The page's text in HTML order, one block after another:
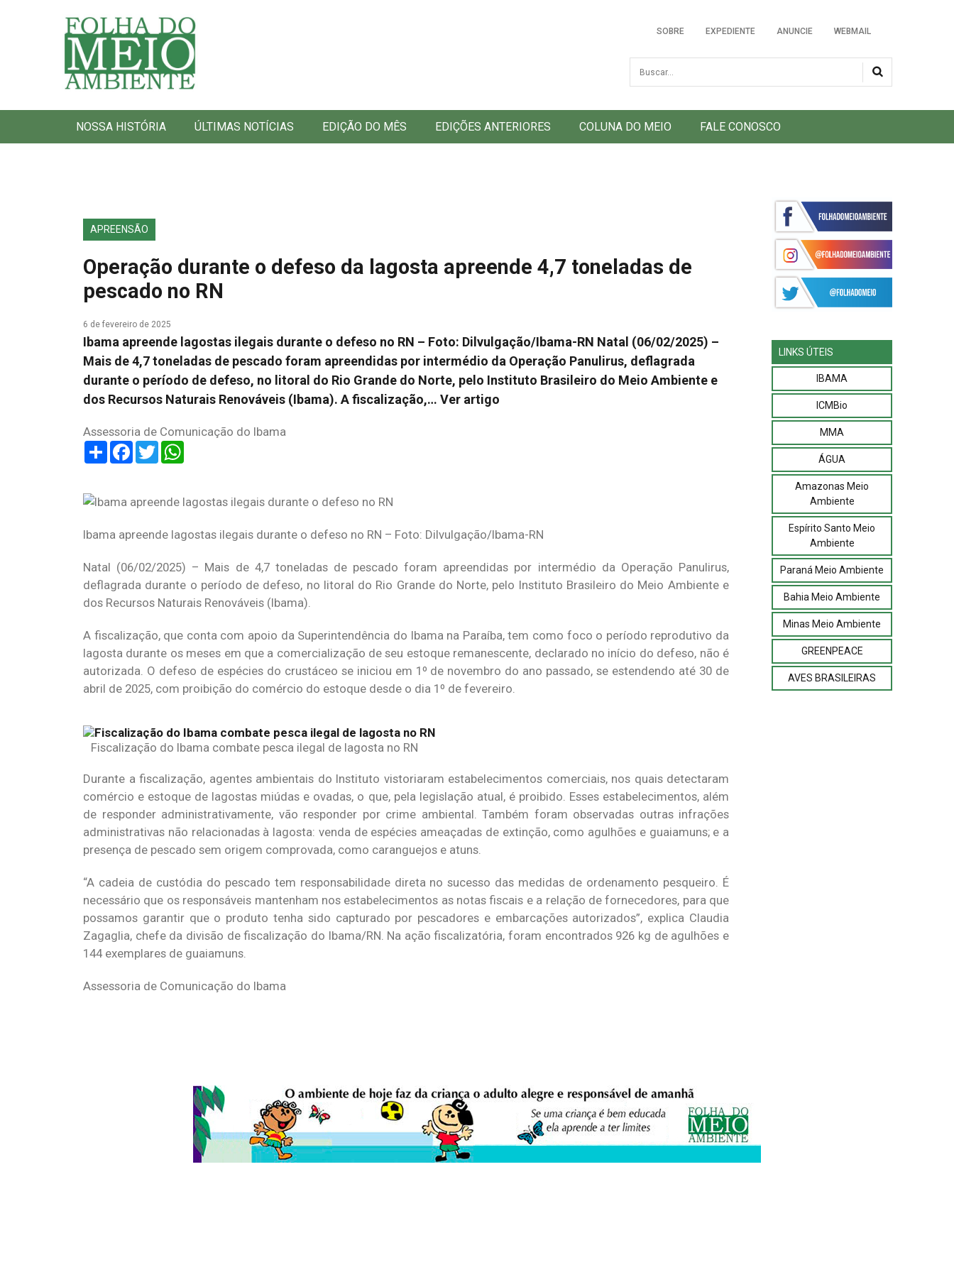
Folha do Meio Ambiente
SOBRE EXPEDIENTE ANUNCIE WEBMAIL
Busca
NOSSA HISTÓRIA ÚLTIMAS NOTÍCIAS EDIÇÃO DO MÊS EDIÇÕES ANTERIORES COLUNA DO MEIO FALE CONOSCO
APREENSÃO
Operação durante o defeso da lagosta apreende 4,7 toneladas de
pescado no RN
6 de fevereiro de 2025
Ibama apreende lagostas ilegais durante o defeso no RN – Foto: Dilvulgação/Ibama-RN Natal (06/02/2025) –
Mais de 4,7 toneladas de pescado foram apreendidas por intermédio da Operação Panulirus, deflagrada
durante o período de defeso, no litoral do Rio Grande do Norte, pelo Instituto Brasileiro do Meio Ambiente e
dos Recursos Naturais Renováveis (Ibama). A fiscalização,… Ver artigo
Assessoria de Comunicação do Ibama
ShareFacebook
Twitter
Ibama apreende lagostas ilegais durante o defeso no RN – Foto: Dilvulgação/Ibama-RN
Natal (06/02/2025) – Mais de 4,7 toneladas de pescado foram apreendidas por intermédio da Operação Panulirus,
deflagrada durante o período de defeso, no litoral do Rio Grande do Norte, pelo Instituto Brasileiro do Meio Ambiente e
dos Recursos Naturais Renováveis (Ibama).
A fiscalização, que conta com apoio da Superintendência do Ibama na Paraíba, tem como foco o período reprodutivo da
lagosta durante os meses em que a comercialização de seu estoque remanescente, declarado no início do defeso, não é
autorizada. O defeso de espécies do crustáceo se iniciou em 1º de novembro do ano passado, se estendendo até 30 de
abril de 2025, com proibição do comércio do estoque desde o dia 1º de fevereiro.
Fiscalização do Ibama combate pesca ilegal de lagosta no RN
Durante a fiscalização, agentes ambientais do Instituto vistoriaram estabelecimentos comerciais, nos quais detectaram
comércio e estoque de lagostas miúdas e ovadas, o que, pela legislação atual, é proibido. Esses estabelecimentos, além
de responder administrativamente, vão responder por crime ambiental. Também foram observadas outras infrações
administrativas não relacionadas à lagosta: venda de espécies ameaçadas de extinção, como agulhões e guaiamuns; e a
presença de pescado sem origem comprovada, como caranguejos e atuns.
“A cadeia de custódia do pescado tem responsabilidade direta no sucesso das medidas de ordenamento pesqueiro. É
necessário que os responsáveis mantenham nos estabelecimentos as notas fiscais e a relação de fornecedores, para que
possamos garantir que o produto tenha sido capturado por pescadores e embarcações autorizados”, explica Claudia
Zagaglia, chefe da divisão de fiscalização do Ibama/RN. Na ação fiscalizatória, foram encontrados 926 kg de agulhões e
144 exemplares de guaiamuns.
Assessoria de Comunicação do Ibama
LINKS ÚTEIS
IBAMA
ICMBio
MMA
ÁGUA
Amazonas Meio
Ambiente
Espírito Santo Meio
Ambiente
Paraná Meio Ambiente
Bahia Meio Ambiente
Minas Meio Ambiente
GREENPEACE
AVES BRASILEIRAS